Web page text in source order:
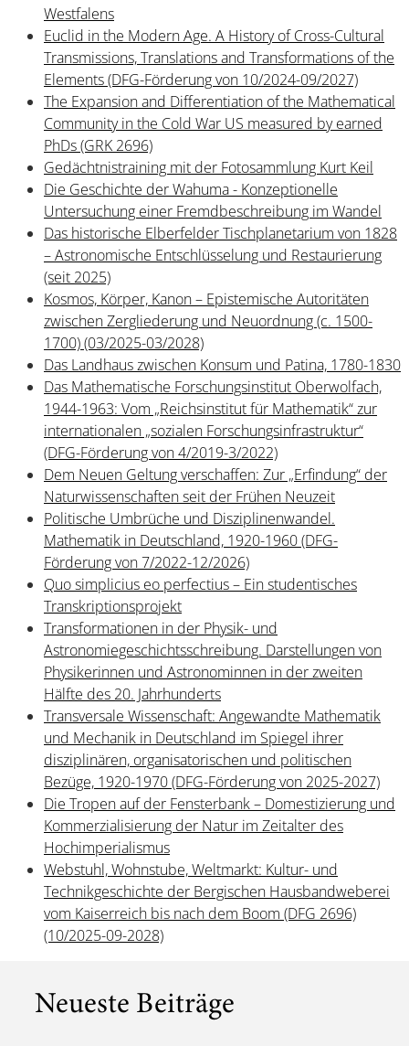
Westfalens
Euclid in the Modern Age. A History of Cross-Cultural
Transmissions, Translations and Transformations of the
Elements (DFG-Förderung von 10/2024-09/2027)
The Expansion and Differentiation of the Mathematical
Community in the Cold War US measured by earned
PhDs (GRK 2696)
Gedächtnistraining mit der Fotosammlung Kurt Keil
Die Geschichte der Wahuma - Konzeptionelle
Untersuchung einer Fremdbeschreibung im Wandel
Das historische Elberfelder Tischplanetarium von 1828
– Astronomische Entschlüsselung und Restaurierung
(seit 2025)
Kosmos, Körper, Kanon – Epistemische Autoritäten
zwischen Zergliederung und Neuordnung (c. 1500-
1700) (03/2025-03/2028)
Das Landhaus zwischen Konsum und Patina, 1780-1830
Das Mathematische Forschungsinstitut Oberwolfach,
1944-1963: Vom „Reichsinstitut für Mathematik“ zur
internationalen „sozialen Forschungsinfrastruktur“
(DFG-Förderung von 4/2019-3/2022)
Dem Neuen Geltung verschaffen: Zur „Erfindung“ der
Naturwissenschaften seit der Frühen Neuzeit
Politische Umbrüche und Disziplinenwandel.
Mathematik in Deutschland, 1920-1960 (DFG-
Förderung von 7/2022-12/2026)
Quo simplicius eo perfectius – Ein studentisches
Transkriptionsprojekt
Transformationen in der Physik- und
Astronomiegeschichtsschreibung. Darstellungen von
Physikerinnen und Astronominnen in der zweiten
Hälfte des 20. Jahrhunderts
Transversale Wissenschaft: Angewandte Mathematik
und Mechanik in Deutschland im Spiegel ihrer
disziplinären, organisatorischen und politischen
Bezüge, 1920-1970 (DFG-Förderung von 2025-2027)
Die Tropen auf der Fensterbank – Domestizierung und
Kommerzialisierung der Natur im Zeitalter des
Hochimperialismus
Webstuhl, Wohnstube, Weltmarkt: Kultur- und
Technikgeschichte der Bergischen Hausbandweberei
vom Kaiserreich bis nach dem Boom (DFG 2696)
(10/2025-09-2028)
Neueste Beiträge